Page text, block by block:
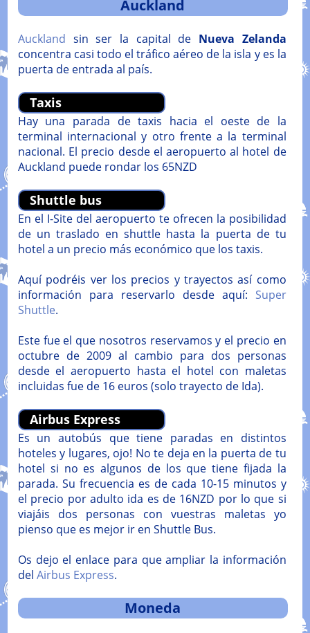
Auckland
Auckland sin ser la capital de Nueva Zelanda
concentra casi todo el tráfico aéreo de la isla y es la
puerta de entrada al país.
Taxis
Hay una parada de taxis hacia el oeste de la
terminal internacional y otro frente a la terminal
nacional. El precio desde el aeropuerto al hotel de
Auckland puede rondar los 65NZD
Shuttle bus
En el I-Site del aeropuerto te ofrecen la posibilidad
de un traslado en shuttle hasta la puerta de tu
hotel a un precio más económico que los taxis.
Aquí podréis ver los precios y trayectos así como
información para reservarlo desde aquí: Super
Shuttle.
Este fue el que nosotros reservamos y el precio en
octubre de 2009 al cambio para dos personas
desde el aeropuerto hasta el hotel con maletas
incluidas fue de 16 euros (solo trayecto de Ida).
Airbus Express
Es un autobús que tiene paradas en distintos
hoteles y lugares, ojo! No te deja en la puerta de tu
hotel si no es algunos de los que tiene fijada la
parada. Su frecuencia es de cada 10-15 minutos y
el precio por adulto ida es de 16NZD por lo que si
viajáis dos personas con vuestras maletas yo
pienso que es mejor ir en Shuttle Bus.
Os dejo el enlace para que ampliar la información
del Airbus Express.
Moneda